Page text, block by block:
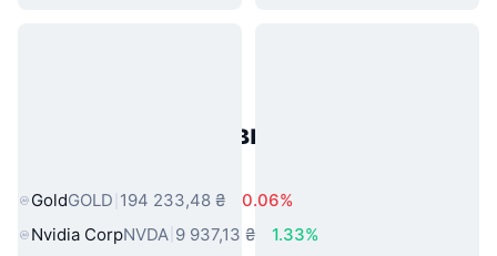
Популярні активи реального
GoldGOLD 194 233,48 ₴
0.06%
Nvidia CorpNVDA 9 937,13 ₴
1.33%